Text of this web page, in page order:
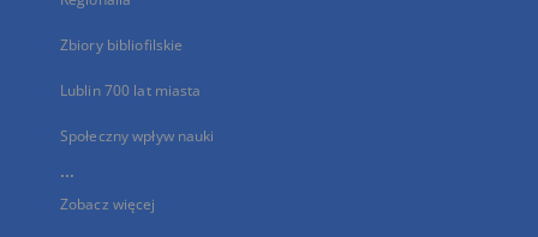
Zbiory bibliofilskie
Lublin 700 lat miasta
Społeczny wpływ nauki
...
Zobacz więcej